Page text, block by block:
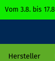
Vom 3.8. bis
Hersteller